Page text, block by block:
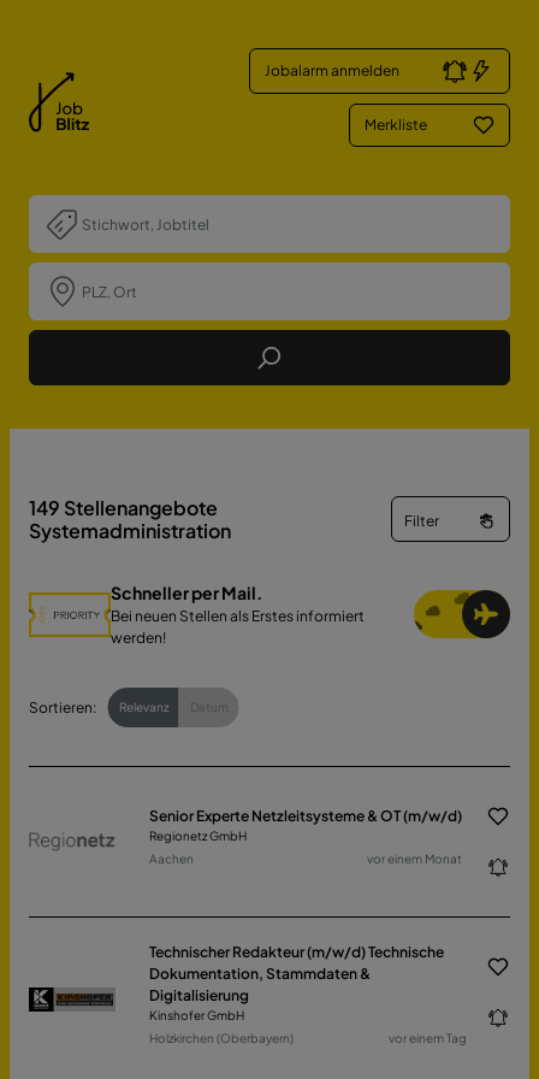
Jobalarm anmelden
Merkliste
Job Finden
149 Stellenangebote
Systemadministration
Filter
Schneller per Mail.
Bei neuen Stellen als Erstes informiert
werden!
Sortieren: Relevanz Datum
Senior Experte Netzleitsysteme & OT (m/w/d)
Regionetz GmbH
Aachen
vor einem Monat
Technischer Redakteur (m/w/d) Technische
Dokumentation, Stammdaten &
Digitalisierung
Kinshofer GmbH
Holzkirchen (Oberbayern)
vor einem Tag